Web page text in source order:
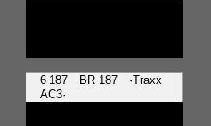
6 187 BR 187 ·Traxx
AC3·